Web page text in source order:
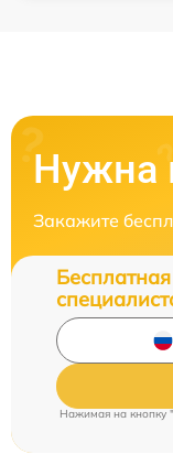
Нужна
Закажите
Нажимая на кнопку